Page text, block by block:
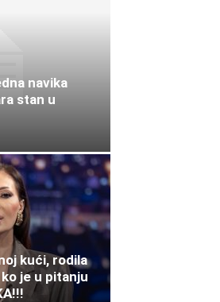
navika
stan u
kući, rodila
je u pitanju